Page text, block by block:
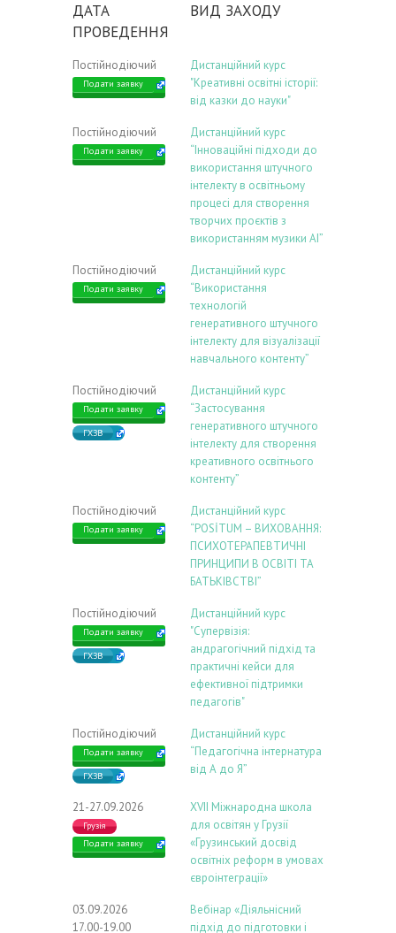
ДАТА
ПРОВЕДЕННЯ
ВИД ЗАХОДУ
Постійнодіючий
Подати заявку
Дистанційний курс
"Креативні освітні історії:
від казки до науки"
Постійнодіючий
Подати заявку
Дистанційний курс
“Інноваційні підходи до
використання штучного
інтелекту в освітньому
процесі для створення
творчих проєктів з
використанням музики АІ”
Постійнодіючий
Подати заявку
Дистанційний курс
“Використання
технологій
генеративного штучного
інтелекту для візуалізації
навчального контенту”
Постійнодіючий
Подати заявку
ГХЗВ
Дистанційний курс
“Застосування
генеративного штучного
інтелекту для створення
креативного освітнього
контенту”
Постійнодіючий
Подати заявку
Дистанційний курс
“POSİTUM – ВИХОВАННЯ:
ПСИХОТЕРАПЕВТИЧНІ
ПРИНЦИПИ В ОСВІТІ ТА
БАТЬКІВСТВІ”
Постійнодіючий
Подати заявку
ГХЗВ
Дистанційний курс
"Супервізія:
андрагогічний підхід та
практичні кейси для
ефективної підтримки
педагогів"
Постійнодіючий
Подати заявку
ГХЗВ
Дистанційний курс
“Педагогічна інтернатура
від А до Я”
21-27.09.2026
Грузія
Подати заявку
ХVIІ Міжнародна школа
для освітян у Грузії
«Грузинський досвід
освітніх реформ в умовах
євроінтеграції»
03.09.2026
17.00-19.00
Вебінар «Діяльнісний
підхід до підготовки і